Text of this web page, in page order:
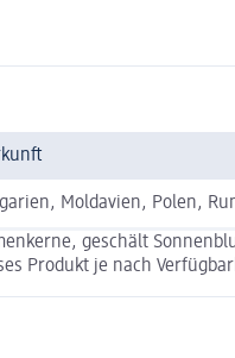
Moldavien, Polen,
geschält
Produkt je nach